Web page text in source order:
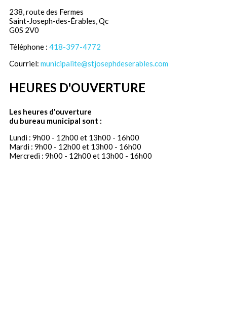
238, route des Fermes
Saint-Joseph-des-Érables, Qc
G0S 2V0
Téléphone : 418-397-4772
Courriel: municipalite@stjosephdeserables.com
HEURES D'OUVERTURE
Les heures d'ouverture
du bureau municipal sont :
Lundi : 9h00 - 12h00 et 13h00 - 16h00
Mardi : 9h00 - 12h00 et 13h00 - 16h00
Mercredi : 9h00 - 12h00 et 13h00 - 16h00